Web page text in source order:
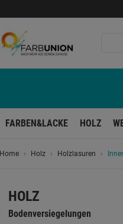
FARBEN&LACKE HOLZ
Home Holz Holzlasuren
HOLZ
Bodenversiegelungen